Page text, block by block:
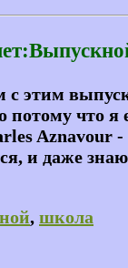
с этим
потому что
Aznavour -
и даже
, школа